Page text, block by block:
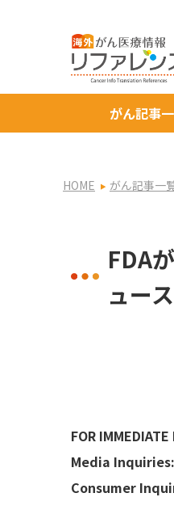
がん記事
HOME がん記事一
FDA
ュース
FOR IMMEDIATE
Media Inquiries:
Consumer